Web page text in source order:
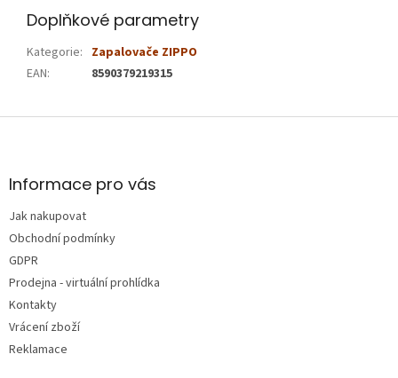
Doplňkové parametry
Kategorie: Zapalovače ZIPPO
EAN: 8590379219315
Z
aInformace pro vás
Jak nakupovat
Obchodní podmínky
GDPR
Prodejna - virtuální prohlídka
Kontakty
Vrácení zboží
Reklamace